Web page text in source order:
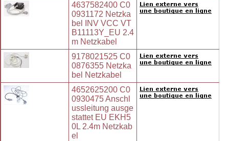
4637582400 C0
0931172 Netzka
bel INV VCC VT
B11113Y_EU 2.4
m Netzkabel
9178021525 C0
0876355 Netzka
bel Netzkabel
4652625200 C0
0930475 Anschl
ussleitung ausge
stattet EU EKH5
0L 2.4m Netzkab
el